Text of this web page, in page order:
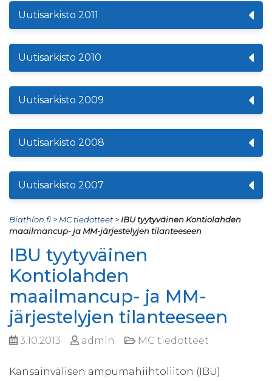
Uutisarkisto 2011
Uutisarkisto 2010
Uutisarkisto 2009
Uutisarkisto 2008
Uutisarkisto 2007
Biathlon.fi> MC tiedotteet> IBU tyytyväinen Kontiolahden
maailmancup- ja MM-järjestelyjen tilanteeseen
IBU tyytyväinen
Kontiolahden
maailmancup- ja MM-
järjestelyjen tilanteeseen
3.10.2013 admin MC tiedotteet
Kansainvälisen ampumahiihtoliiton (IBU)